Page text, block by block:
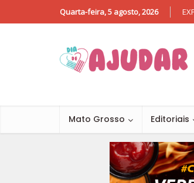
Quarta-feira, 5 agosto, 2026
Mato Grosso Editoriais